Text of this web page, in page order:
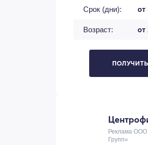
Срок (дни): от
Возраст: от
Реклама
Групп»